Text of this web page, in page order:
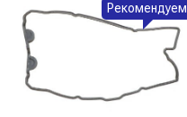
Рекомендуем